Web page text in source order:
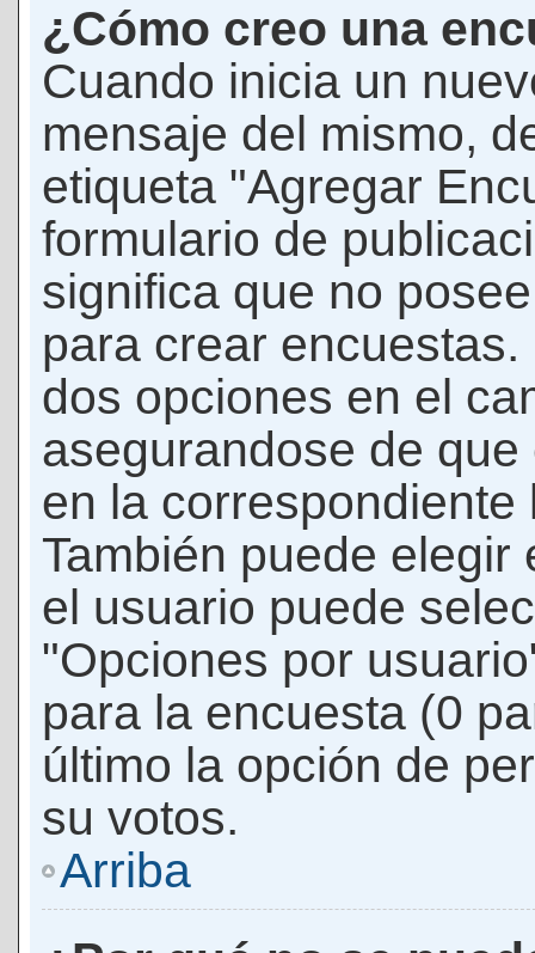
¿Cómo creo una
Cuando inicia un
mensaje del mismo,
etiqueta "Agregar
formulario de
significa que no
para crear
dos opciones en el
asegurandose de
en la
También puede
el usuario puede
"Opciones por
para la encuesta (0
último la opción de
su votos.
Arriba